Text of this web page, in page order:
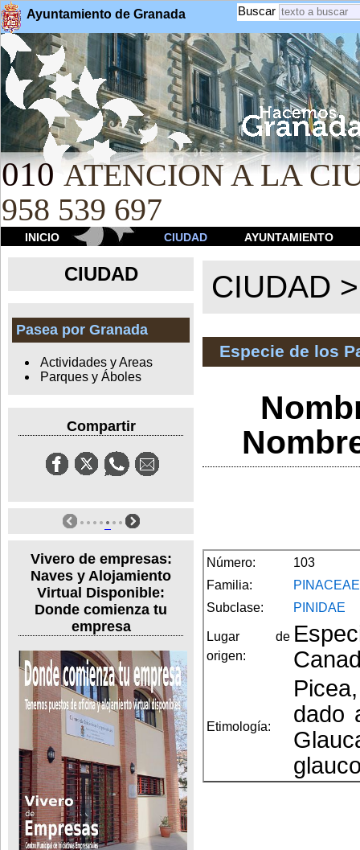
Ayuntamiento de Granada Buscar
010 ATENCION A LA
958 539 697
INICIO CIUDAD AYUNTAMIENTO
CIUDAD
Pasea por Granada
Actividades y Areas
Parques y Áboles
Compartir
Vivero de empresas:
Naves y Alojamiento
Virtual Disponible:
Donde comienza tu
empresa
CIUDAD
Especie de los
Número:
103
Familia:
PINACEAE
Subclase:
PINIDAE
Lugar de
origen:
Etimología:
dado